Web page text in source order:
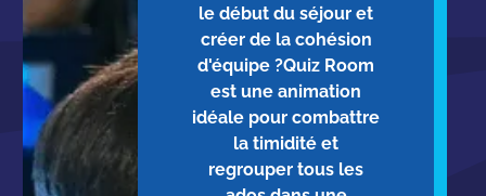
le début du séjour et
créer de la cohésion
d'équipe ?Quiz Room
est une animation
idéale pour combattre
la timidité et
regrouper tous les